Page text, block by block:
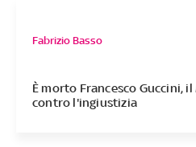
È morto Francesco Guccini,
contro l'ingiustizia
Fabrizio Basso